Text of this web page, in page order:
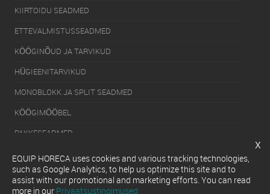
KIIRTOIDU SEADMED
ETTEVALMISTUSSEADMED
KÖÖGINÕUD JA TARVIKUD
HÜGIEENITARVIKUD
MONOBLOKK JA SPLIT SEADMED
KÖÖGIMÖÖBEL
PAKKESEADMED
KÜLMUTUSSEADMED
SERVEERIMISSEADMED
x
EQUIP HORECA uses cookies and various tracking technologies,
such as Google Analytics, to help us optimize this site and to
assist with our promotional and marketing efforts. You can read
more in our Privaatsustingimused